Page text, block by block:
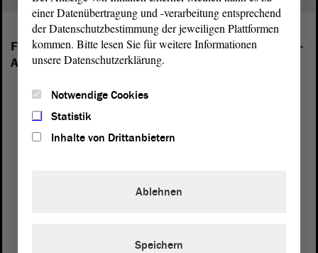
Folgende Fraktionen sind im Landtag von Sachsen-
Anhalt vertreten:
einer Datenübertragung und -verarbeitung entsprechend
der Datenschutzbestimmung der jeweiligen Plattformen
kommen. Bitte lesen Sie für weitere Informationen
unsere Datenschutzerklärung.
Notwendige Cookies
Statistik
Inhalte von Drittanbietern
Ablehnen
Speichern